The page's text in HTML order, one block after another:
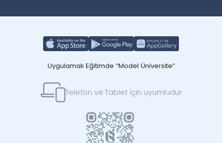
Uygulamalı Eğitimde “Model Üniversite”
Telefon ve Tablet için uyumludur